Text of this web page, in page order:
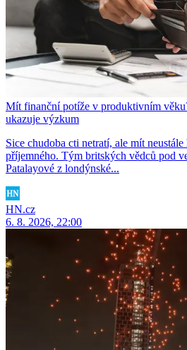
Mít finanční potíže v produktivním
ukazuje výzkum
Sice chudoba cti netratí, ale mít
příjemného. Tým britských vědců pod
Patalayové z londýnské...
HN.cz
6. 8. 2026, 22:00